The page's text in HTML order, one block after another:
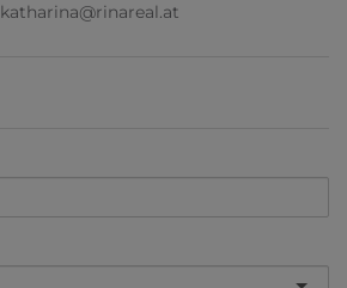
katharina@rinareal.at